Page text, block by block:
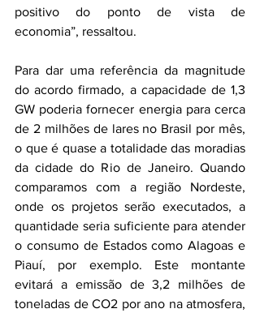
positivo do ponto de vista de
economia”, ressaltou.
Para dar uma referência da magnitude
do acordo firmado, a capacidade de 1,3
GW poderia fornecer energia para cerca
de 2 milhões de lares no Brasil por mês,
o que é quase a totalidade das moradias
da cidade do Rio de Janeiro. Quando
comparamos com a região Nordeste,
onde os projetos serão executados, a
quantidade seria suficiente para atender
o consumo de Estados como Alagoas e
Piauí, por exemplo. Este montante
evitará a emissão de 3,2 milhões de
toneladas de CO2 por ano na atmosfera,